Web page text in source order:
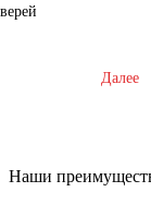
Далее
Наши